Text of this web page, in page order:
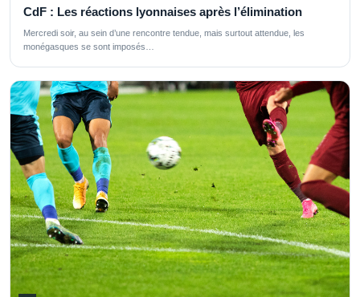
CdF : Les réactions lyonnaises après l’élimination
Mercredi soir, au sein d’une rencontre tendue, mais surtout attendue, les
monégasques se sont imposés…